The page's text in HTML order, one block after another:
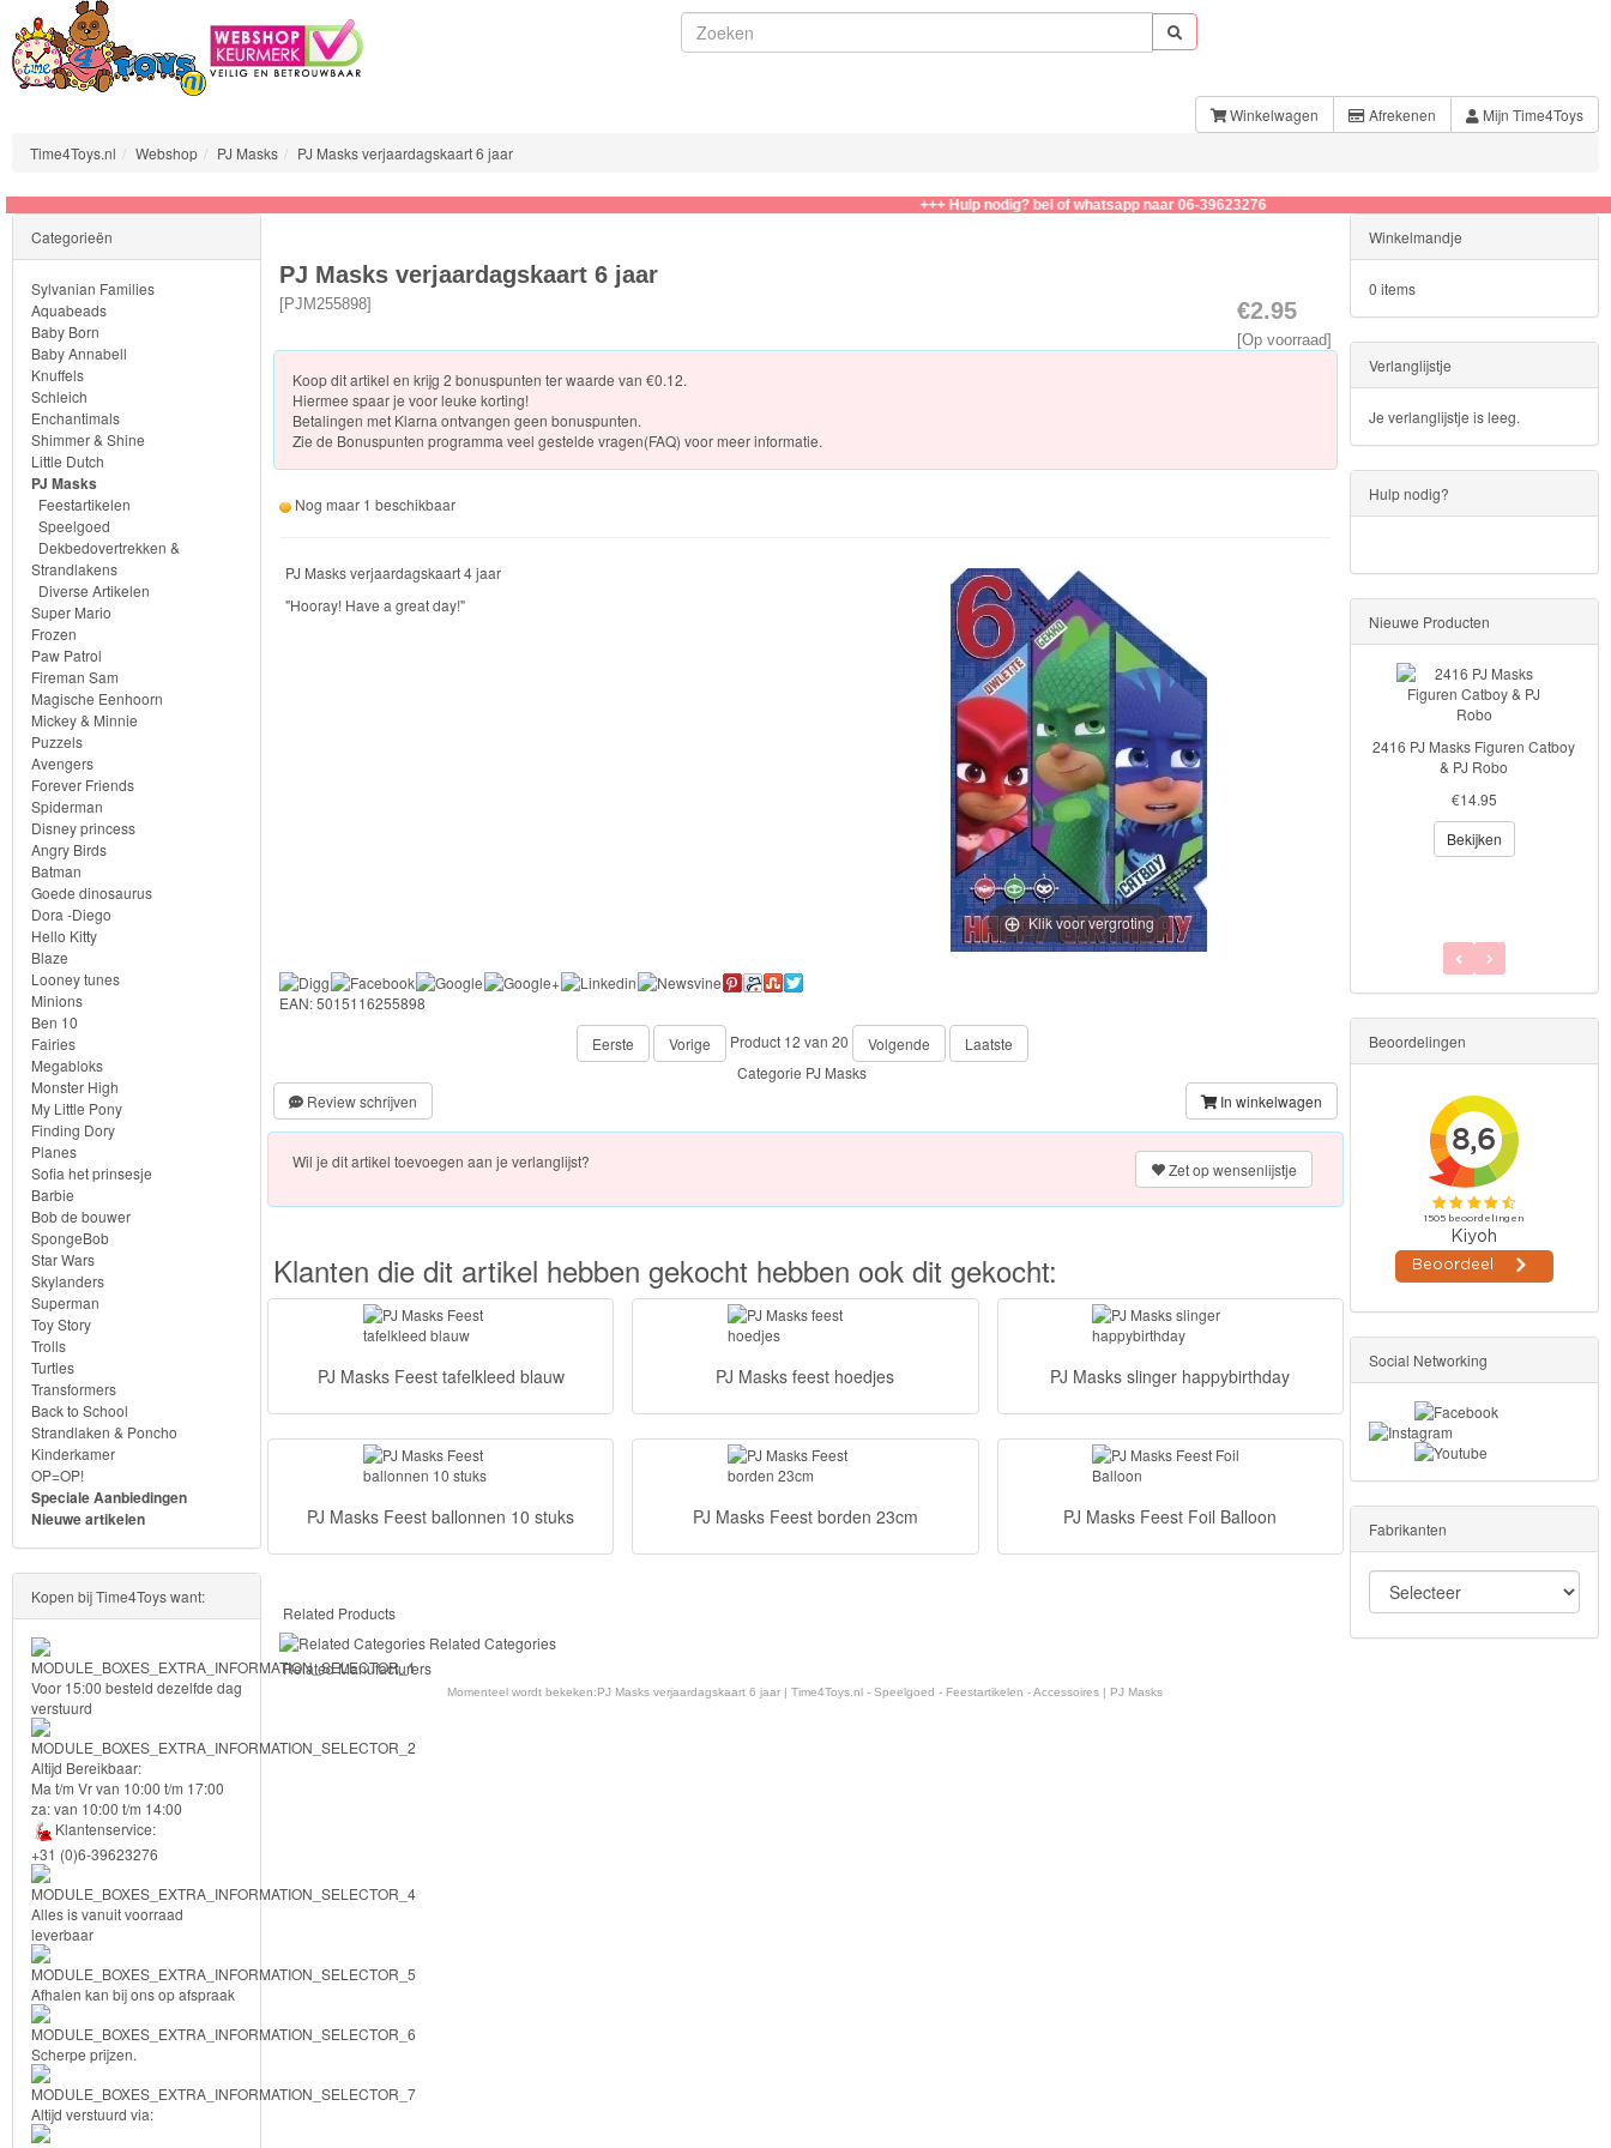
Winkelwagen Afrekenen Mijn Time4Toys
Sylvanian
Families
Aquabeads
Baby
Born
Baby
Annabell
Knuffels
Schleich
Enchantimals
Shimmer
&
Shine
Little
Dutch
PJ
Masks
Feestartikelen
Speelgoed
Dekbedovertrekken
&
Strandlakens
Diverse
Artikelen
Super
Mario
Frozen
Paw
Patrol
Fireman
Sam
Magische
Eenhoorn
Mickey
&
Minnie
Puzzels
Avengers
Forever
Friends
Spiderman
Disney
Time4Toys.nl Webshop PJ Masks PJ Masks verjaardagskaart 6 jaar
+++ Hulp nodig? bel of whatsapp naar 06-39623276
€2.95
[Op voorraad]
PJ Masks verjaardagskaart 6 jaar
[PJM255898]
Koop dit artikel en krijg 2 bonuspunten ter waarde van €0.12.
Hiermee spaar je voor leuke korting!
Betalingen met Klarna ontvangen geen bonuspunten.
Zie de Bonuspunten programma veel gestelde vragen(FAQ) voor meer informatie.
Nog maar 1 beschikbaar
Klik voor vergroting
PJ Masks verjaardagskaart 4 jaar
"Hooray! Have a great day!"
EAN: 5015116255898
Eerste
Vorige Product 12 van 20 Volgende
Laatste
Categorie PJ Masks
Review schrijven
In winkelwagen
Wil je dit artikel toevoegen aan je verlanglijst? Zet op wensenlijstje
Klanten die dit artikel hebben gekocht hebben ook dit gekocht:
PJ Masks Feest tafelkleed blauw PJ Masks feest hoedjes PJ Masks slinger happybirthday
PJ Masks Feest ballonnen 10 stuks PJ Masks Feest borden 23cm PJ Masks Feest Foil Balloon
Related Products
Related Categories
Related Manufacturers
Momenteel wordt bekeken: PJ Masks verjaardagskaart 6 jaar | Time4Toys.nl - Speelgoed - Feestartikelen - Accessoires | PJ Masks
Categorieën
Sylvanian Families
Aquabeads
Baby Born
Baby Annabell
Knuffels
Schleich
Enchantimals
Shimmer & Shine
Little Dutch
PJ Masks
Feestartikelen
Speelgoed
Dekbedovertrekken &
Strandlakens
Diverse Artikelen
Super Mario
Frozen
Paw Patrol
Fireman Sam
Magische Eenhoorn
Mickey & Minnie
Puzzels
Avengers
Forever Friends
Spiderman
Disney princess
Angry Birds
Batman
Goede dinosaurus
Dora -Diego
Hello Kitty
Blaze
Looney tunes
Minions
Ben 10
Fairies
Megabloks
Monster High
My Little Pony
Finding Dory
Planes
Sofia het prinsesje
Barbie
Bob de bouwer
SpongeBob
Star Wars
Skylanders
Superman
Toy Story
Trolls
Turtles
Transformers
Back to School
Strandlaken & Poncho
Kinderkamer
OP=OP!
Speciale Aanbiedingen
Nieuwe artikelen
Kopen bij Time4Toys want:
Voor 15:00 besteld dezelfde dag
verstuurd
Altijd Bereikbaar:
Ma t/m Vr van 10:00 t/m 17:00
za: van 10:00 t/m 14:00
Klantenservice:
+31 (0)6-39623276
Alles is vanuit voorraad
leverbaar
Afhalen kan bij ons op afspraak
Scherpe prijzen.
Altijd verstuurd via:
Winkelmandje
0 items
Verlanglijstje
Je verlanglijstje is leeg.
Hulp nodig?
Nieuwe Producten
2416 PJ Masks Figuren Catboy
2364 PJ Masks figuuur set I
€26.95
Bekijken
Beoordelingen
Social Networking
Fabrikanten